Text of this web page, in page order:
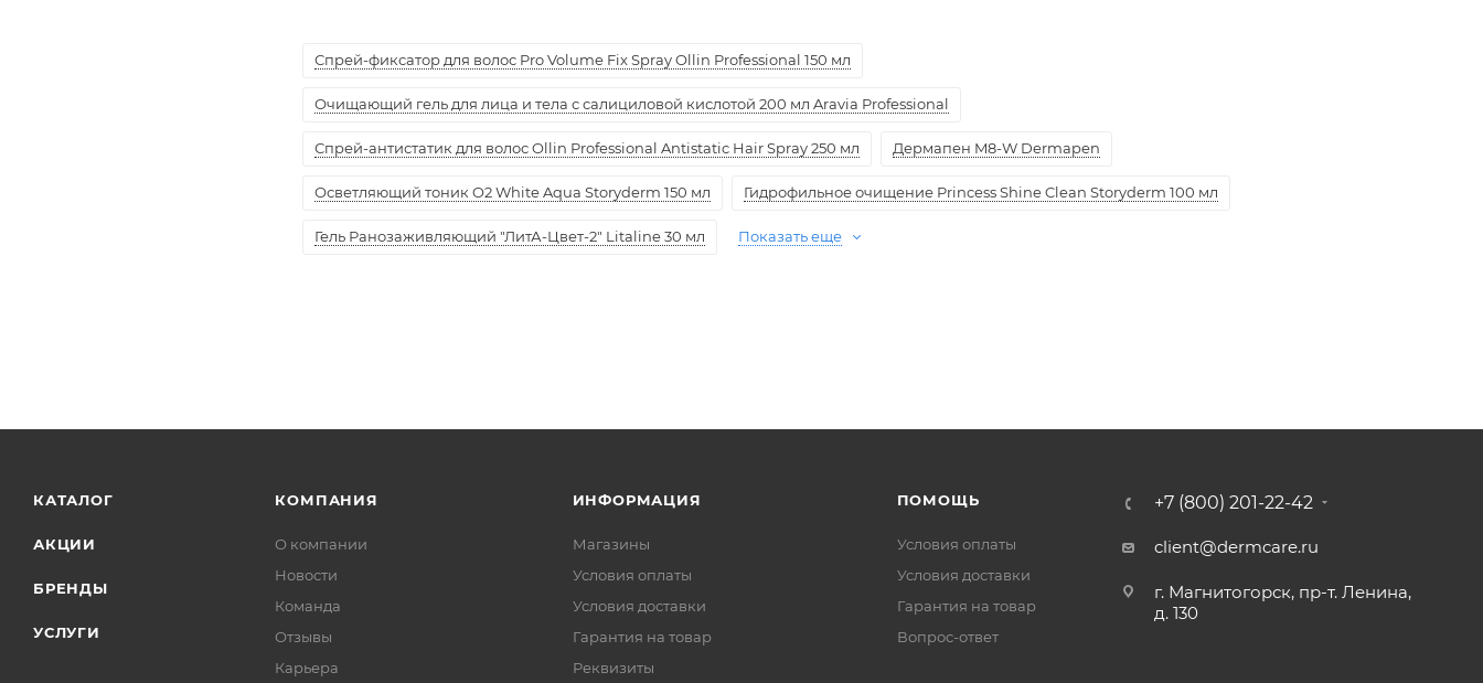
Спрей-фиксатор для волос Pro Volume Fix Spray Ollin Professional 150 мл
Очищающий гель для лица и тела с салициловой кислотой 200 мл Aravia Professional
Спрей-антистатик для волос Ollin Professional Antistatic Hair Spray 250 мл Дермапен M8-W Dermapen
Осветляющий тоник O2 White Aqua Storyderm 150 мл Гидрофильное очищение Princess Shine Clean Storyderm 100 мл
Гель Ранозаживляющий "ЛитА-Цвет-2" Litaline 30 мл Показать еще
КАТАЛОГ
АКЦИИ
БРЕНДЫ
УСЛУГИ
КОМПАНИЯ
О компании
Новости
Команда
Отзывы
Карьера
ИНФОРМАЦИЯ
Магазины
Условия оплаты
Условия доставки
Гарантия на товар
Реквизиты
ПОМОЩЬ
Условия оплаты
Условия доставки
Гарантия на товар
Вопрос-ответ
+7 (800) 201-22-42
client@dermcare.ru
г. Магнитогорск, пр-т. Ленина,
д. 130